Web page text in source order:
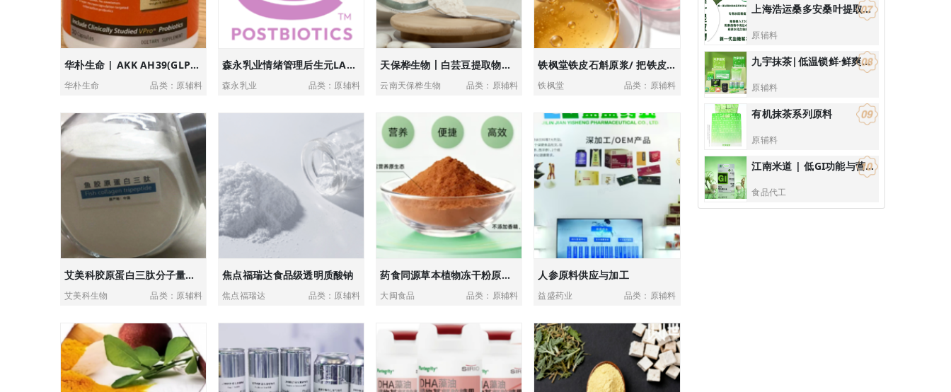
华朴生命 | AKK AH39(GLP-1 益生菌)体重管理解决方案
华朴生命 品类：原辅料
森永乳业情绪管理后生元LAC-Living+™
森永乳业 品类：原辅料
天保桦生物丨白芸豆提取物丨碳水管理解决方案
云南天保桦生物 品类：原辅料
铁枫堂铁皮石斛原浆/ 把铁皮石斛“滋养力”喝进身体，解锁千年药食同源智慧
铁枫堂 品类：原辅料
艾美科胶原蛋白三肽分子量低、活性高、易吸收丨可提供多剂型口服美容产品解决方案
艾美科生物 品类：原辅料
焦点福瑞达食品级透明质酸钠
焦点福瑞达 品类：原辅料
药食同源草本植物冻干粉原料供应解决方案
大闽食品 品类：原辅料
人参原料供应与加工
益盛药业 品类：原辅料
上海浩运桑多安桑叶提取物阻糖40%吸收，适合开发减肥控体产品
原辅料
九宇抹茶|低温锁鲜·鲜爽回甘的高端国风抹茶/饮品烘焙解决方案
原辅料
有机抹茶系列原料
原辅料
江南米道 | 低GI功能与营养谷物与低GI健康食品研发，低GI健康主食解决方案
食品代工